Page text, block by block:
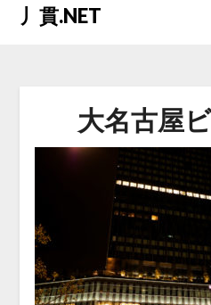
Skip丿貫.NET
大名古屋